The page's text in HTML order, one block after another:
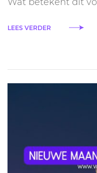
LEES VERDER